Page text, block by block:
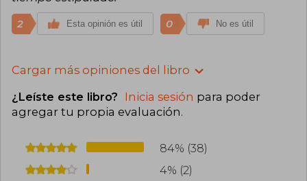
2 Esta opinión es útil 0 No es útil
Cargar más opiniones del libro
¿Leíste este libro? Inicia sesión para poder
agregar tu propia evaluación.
84% (38)
4% (2)